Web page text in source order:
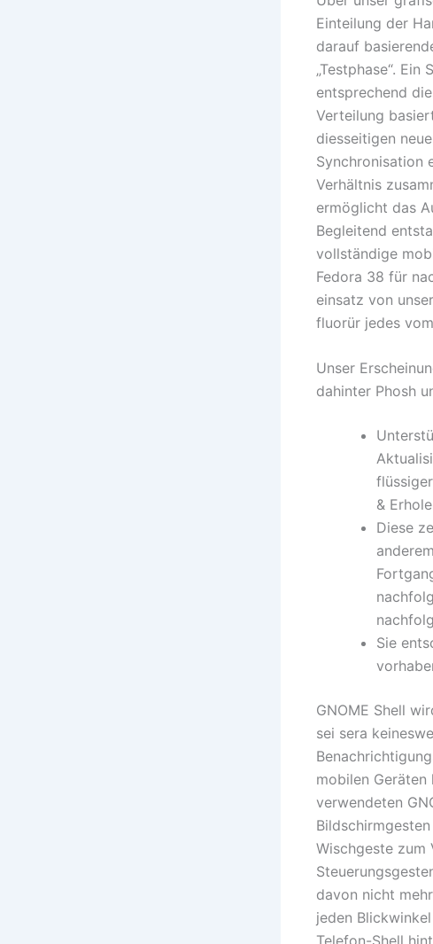
Einteilung der
darauf
„Testphase“.
entsprechend
Verteilung
diesseitigen
Synchronisation
Verhältnis
ermöglicht das
Begleitend
vollständige
Fedora 38 für
einsatz von
fluorür jedes
Unser
dahinter Phosh
&
Diese
Sie
GNOME Shell
sei sera
mobilen Geräten
verwendeten
Wischgeste zum
davon nicht
jeden